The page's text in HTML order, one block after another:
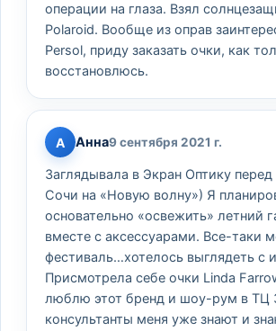
операции на глаза. Взял
Polaroid. Вообще из оправ
Persol, приду заказать очки, как
восстановлюсь.
А Анна9 сентября 2021 г.
Заглядывала в Экран Оптику перед
Сочи на «Новую волну») Я
основательно «освежить» летний
вместе с аксессуарами. Все-таки
фестиваль…хотелось выглядеть с
Присмотрела себе очки Linda
люблю этот бренд и шоу-рум в ТЦ
консультанты меня уже знают и